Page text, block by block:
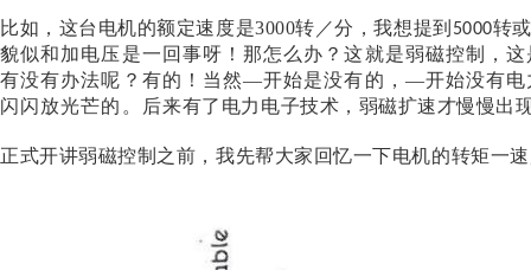
比如，这台电机的额定速度是3000转／分，我想提到 5000转或
貌似和加电压是一回事呀！那怎么办？这就是弱磁控制，
有没有办法呢？有的！当然—开始是没有的，—开始没有
闪闪放光芒的。后来有了电力电子技术，弱磁扩速才慢慢出
正式开讲弱磁控制之前，我先帮大家回忆一下电机的转矩一